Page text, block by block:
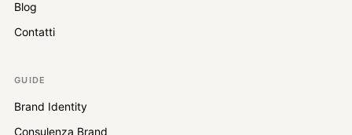
Blog
Contatti
GUIDE
Brand Identity
Consulenza Brand